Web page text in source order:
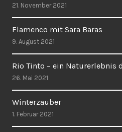
21. November 2021
Flamenco mit Sara Baras
9. August 2021
Rio Tinto – ein Naturerlebnis
26. Mai 2021
Winterzauber
1. Februar 2021